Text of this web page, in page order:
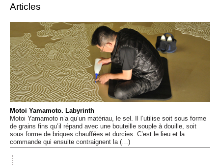
Regarder
Dossiers
Événements
Sacré
Articles
Motoi Yamamoto. Labyrinth
Motoi Yamamoto n’a qu’un matériau, le sel. Il l’utilise soit sous forme
de grains fins qu’il répand avec une bouteille souple à douille, soit
sous forme de briques chauffées et durcies. C’est le lieu et la
commande qui ensuite contraignent la (…)